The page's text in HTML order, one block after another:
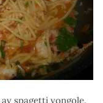
spagetti vongole.